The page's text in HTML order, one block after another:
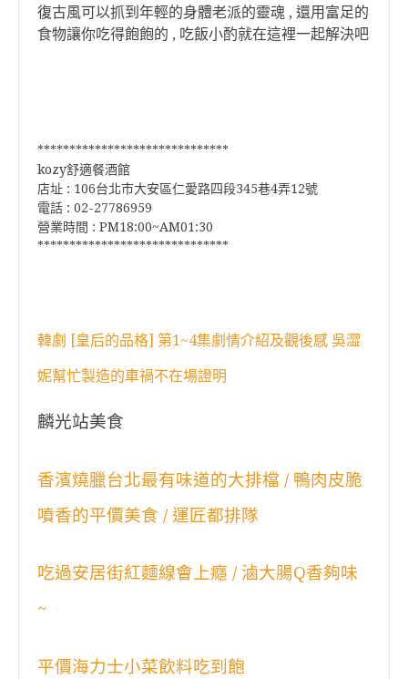
復古風可以抓到年輕的身體老派的靈魂 , 還用富足的
食物讓你吃得飽飽的 , 吃飯小酌就在這裡一起解決吧
******************************
kozy舒適餐酒館
店址 : 106台北市大安區仁愛路四段345巷4弄12號
電話 : 02-27786959
營業時間 : PM18:00~AM01:30
******************************
韓劇 [皇后的品格] 第1~4集劇情介紹及觀後感 吳澀
妮幫忙製造的車禍不在場證明
麟光站美食
香濱燒臘台北最有味道的大排檔 / 鴨肉皮脆
噴香的平價美食 / 運匠都排隊
吃過安居街紅麵線會上癮 / 滷大腸Q香夠味
~
平價海力士小菜飲料吃到飽